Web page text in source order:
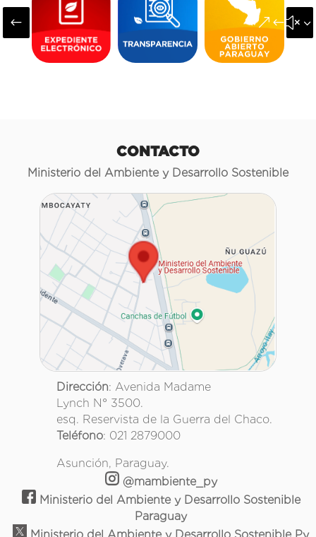
#
CONTACTO
Ministerio del Ambiente y Desarrollo Sostenible
Dirección: Avenida Madame
Lynch N° 3500.
esq. Reservista de la Guerra del Chaco.
Teléfono: 021 2879000
Asunción, Paraguay.
@mambiente_py
Ministerio del Ambiente y Desarrollo Sostenible
Paraguay